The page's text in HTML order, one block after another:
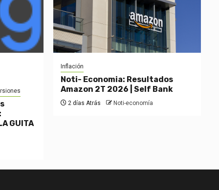
GUITA
Inflación
Noti- Economia: Resultados
Amazon 2T 2026 | Self Bank
2 días Atrás Noti-economía